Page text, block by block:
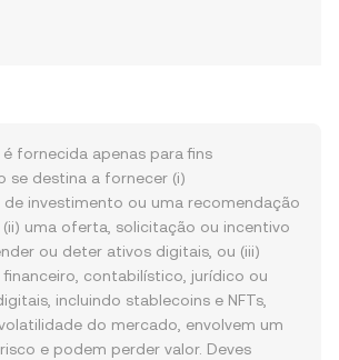
fornecida apenas para fins
se destina a fornecer (i)
investimento ou uma recomendação
uma oferta, solicitação ou incentivo
ou deter ativos digitais, ou (iii)
contabilístico, jurídico ou
incluindo stablecoins e NFTs,
do mercado, envolvem um
e podem perder valor. Deves